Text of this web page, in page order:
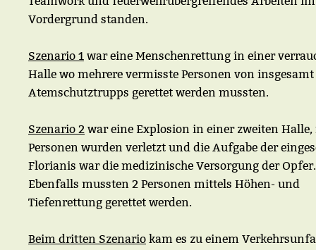
Vordergrund standen.
Szenario 1 war eine Menschenrettung in einer
Halle wo mehrere vermisste Personen von insgesamt
Atemschutztrupps gerettet werden mussten.
Szenario 2 war eine Explosion in einer zweiten Halle,
Personen wurden verletzt und die Aufgabe der
Florianis war die medizinische Versorgung der Opfer.
Ebenfalls mussten 2 Personen mittels Höhen- und
Tiefenrettung gerettet werden.
Beim dritten Szenario kam es zu einem